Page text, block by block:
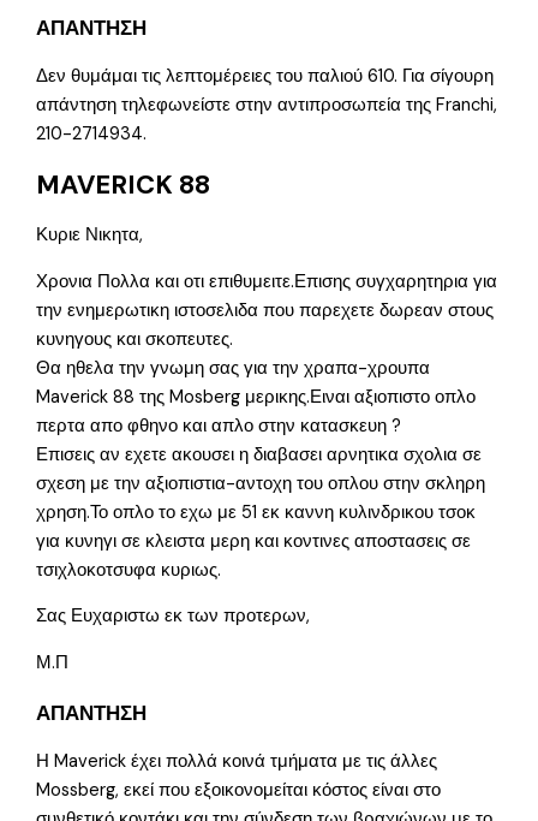
ΑΠΑΝΤΗΣΗ
Δεν θυμάμαι τις λεπτομέρειες του παλιού 610. Για σίγουρη
απάντηση τηλεφωνείστε στην αντιπροσωπεία της Franchi,
210-2714934.
MAVERICK 88
Κυριε Νικητα,
Χρονια Πολλα και οτι επιθυμειτε.Επισης συγχαρητηρια για
την ενημερωτικη ιστοσελιδα που παρεχετε δωρεαν στους
κυνηγους και σκοπευτες.
Θα ηθελα την γνωμη σας για την χραπα-χρουπα
Maverick 88 της Mosberg μερικης.Ειναι αξιοπιστο οπλο
περτα απο φθηνο και απλο στην κατασκευη ?
Επισεις αν εχετε ακουσει η διαβασει αρνητικα σχολια σε
σχεση με την αξιοπιστια-αντοχη του οπλου στην σκληρη
χρηση.Το οπλο το εχω με 51 εκ καννη κυλινδρικου τσοκ
για κυνηγι σε κλειστα μερη και κοντινες αποστασεις σε
τσιχλοκοτσυφα κυριως.
Σας Ευχαριστω εκ των προτερων,
Μ.Π
ΑΠΑΝΤΗΣΗ
Η Maverick έχει πολλά κοινά τμήματα με τις άλλες
Mossberg, εκεί που εξοικονομείται κόστος είναι στο